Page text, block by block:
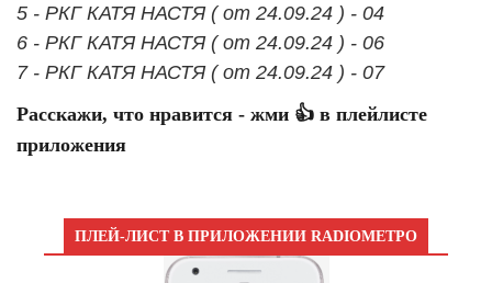
5 - РКГ КАТЯ НАСТЯ ( от 24.09.24 ) - 04
6 - РКГ КАТЯ НАСТЯ ( от 24.09.24 ) - 06
7 - РКГ КАТЯ НАСТЯ ( от 24.09.24 ) - 07
Расскажи, что нравится - жми 👍 в плейлисте
приложения
ПЛЕЙ-ЛИСТ В ПРИЛОЖЕНИИ RADIOМЕТРО